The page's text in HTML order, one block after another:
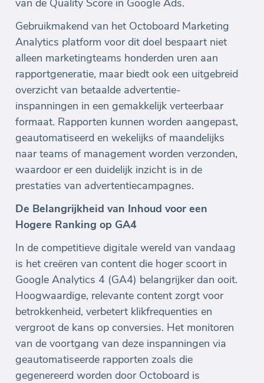
Gebruikmakend van het Octoboard Marketing
Analytics platform voor dit doel bespaart niet
alleen marketingteams honderden uren aan
rapportgeneratie, maar biedt ook een uitgebreid
overzicht van betaalde advertentie-
inspanningen in een gemakkelijk verteerbaar
formaat. Rapporten kunnen worden aangepast,
geautomatiseerd en wekelijks of maandelijks
naar teams of management worden verzonden,
waardoor er een duidelijk inzicht is in de
prestaties van advertentiecampagnes.
De Belangrijkheid van Inhoud voor een
Hogere Ranking op GA4
In de competitieve digitale wereld van vandaag
is het creëren van content die hoger scoort in
Google Analytics 4 (GA4) belangrijker dan ooit.
Hoogwaardige, relevante content zorgt voor
betrokkenheid, verbetert klikfrequenties en
vergroot de kans op conversies. Het monitoren
van de voortgang van deze inspanningen via
geautomatiseerde rapporten zoals die
gegenereerd worden door Octoboard is